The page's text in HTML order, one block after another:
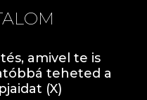
amivel te is
teheted a
(X)